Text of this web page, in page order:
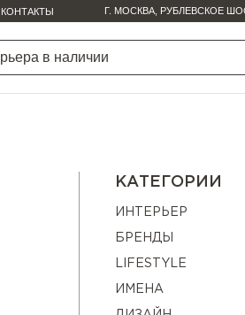
КОНТАКТЫ Г. МОСКВА, РУБЛЕВСКОЕ
КАТЕГОРИИ
ИНТЕРЬЕР
БРЕНДЫ
LIFESTYLE
ИМЕНА